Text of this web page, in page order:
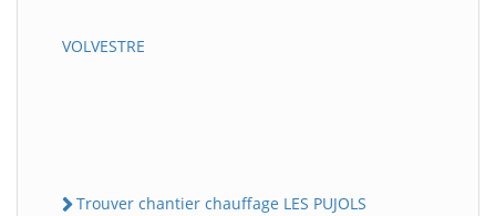
VOLVESTRE
Trouver chantier chauffage LES PUJOLS